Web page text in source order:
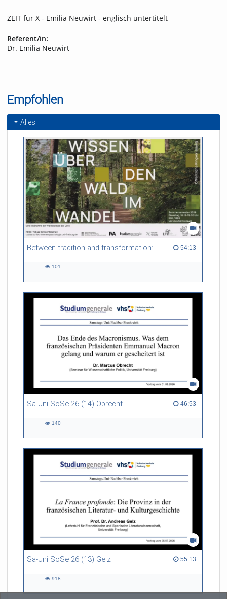
ZEIT für X - Emilia Neuwirt - englisch untertitelt
Referent/in:
Dr. Emilia Neuwirt
Empfohlen
Alles
Between tradition and transformation: how owners, advisers and institutions co-create knowledge for resilient forests in Europe 54:13
54:13 duration
101
Sa-Uni SoSe 26 (14) Obrecht 46:53
46:53 duration
140
Sa-Uni SoSe 26 (13) Gelz 55:13
55:13 duration
918